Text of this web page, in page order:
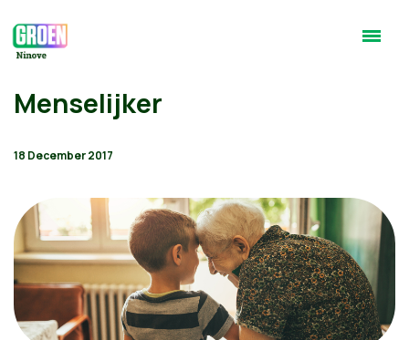
Menselijker
18 December 2017